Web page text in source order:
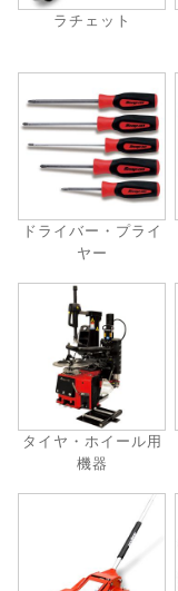
ラチェット
ドライバー・プライ
ヤー
タイヤ・ホイール用
機器